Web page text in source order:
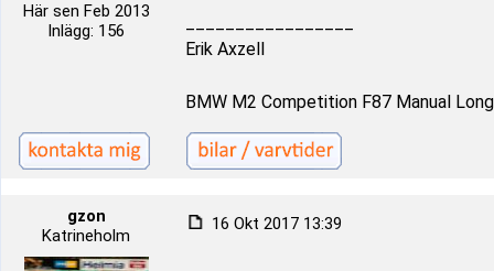
Här sen Feb 2013
Inlägg: 156
Erik Axzell
BMW M2 Competition F87 Manual
gzon
Katrineholm
16 Okt 2017 13:39